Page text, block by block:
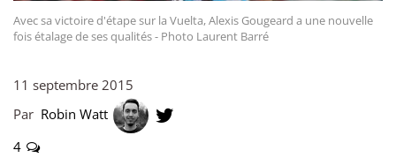
Avec sa victoire d'étape sur la Vuelta, Alexis Gougeard a une nouvelle
fois étalage de ses qualités - Photo Laurent Barré
11 septembre 2015
Par Robin Watt
4